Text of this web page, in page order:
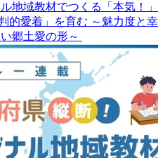
地域教材でつくる「本気！」
愛着」を育む ～魅力度と幸
郷土愛の形～